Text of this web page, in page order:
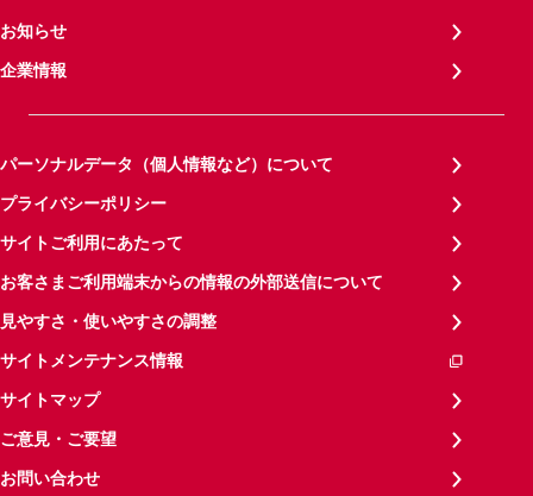
お知らせ
企業情報
パーソナルデータ（個人情報など）について
プライバシーポリシー
サイトご利用にあたって
お客さまご利用端末からの情報の外部送信について
見やすさ・使いやすさの調整
サイトメンテナンス情報
サイトマップ
ご意見・ご要望
お問い合わせ